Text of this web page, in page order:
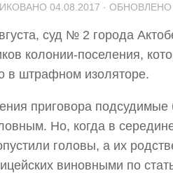
04.08.2017 · ОБНОВЛЕНО
суд № 2 города
колонии-поселения,
в штрафном изоляторе.
приговора
Но, когда в
головы, а их
виновными по